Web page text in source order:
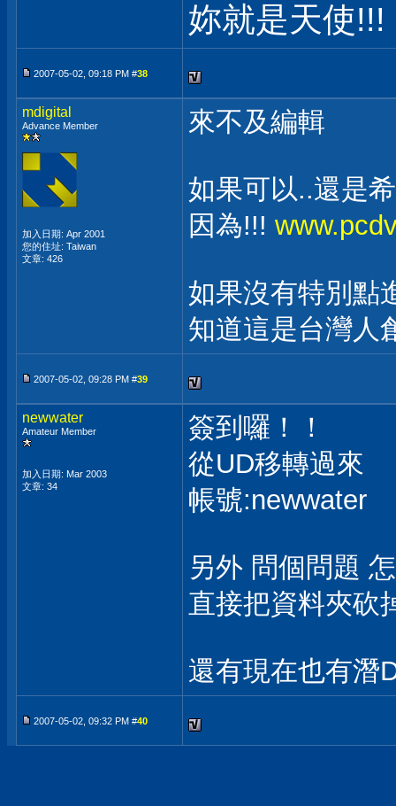
妳就是天使!!!
2007-05-02, 09:18 PM #38
mdigital
Advance Member
加入日期: Apr 2001
您的住址: Taiwan
文章: 426
來不及編輯
如果可以..還是
因為!!!
如果沒有特別點
知道這是台灣人
2007-05-02, 09:28 PM #39
newwater
Amateur Member
加入日期: Mar 2003
文章: 34
簽到囉！！
從UD移轉過來
帳號:newwater
另外 問個問題
直接把資料夾砍
還有現在也有潛
2007-05-02, 09:32 PM #40